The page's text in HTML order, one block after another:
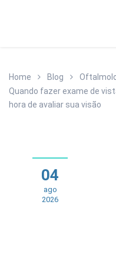
Home Blog
Quando fazer exame de
hora de avaliar sua visão
04
ago
2026